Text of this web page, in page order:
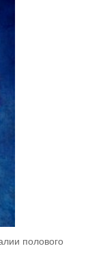
полового